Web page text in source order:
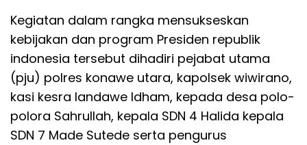
Kegiatan dalam rangka mensukseskan
kebijakan dan program Presiden republik
indonesia tersebut dihadiri pejabat utama
(pju) polres konawe utara, kapolsek wiwirano,
kasi kesra landawe Idham, kepada desa polo-
polora Sahrullah, kepala SDN 4 Halida kepala
SDN 7 Made Sutede serta pengurus